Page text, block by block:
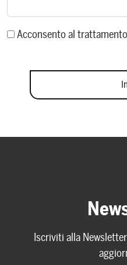
Acconsento al
Iscriviti alla